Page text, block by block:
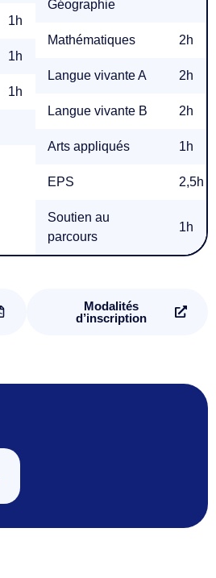
1h
1h
1h
Géographie
Mathématiques 2h
Langue vivante A 2h
Langue vivante B 2h
Arts appliqués 1h
EPS 2,5h
Soutien au
parcours
1h
Modalités
d’inscription